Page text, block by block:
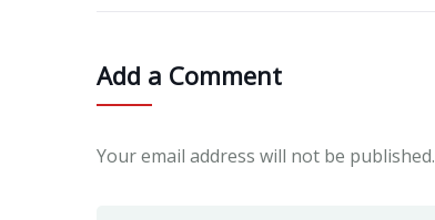
Add a Comment
Your email address will not be published.